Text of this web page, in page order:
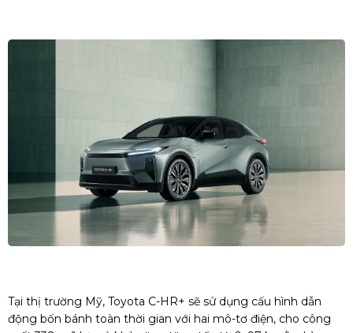
Tại thị trường Mỹ, Toyota C-HR+ sẽ sử dụng cấu hình dẫn
động bốn bánh toàn thời gian với hai mô-tơ điện, cho công